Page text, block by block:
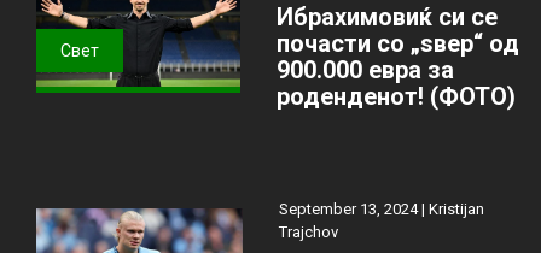
Свет
Ибрахимовиќ си се
почасти со „ѕвер“ од
900.000 евра за
роденденот! (ФОТО)
September 13, 2024 | Kristijan
Trajchov